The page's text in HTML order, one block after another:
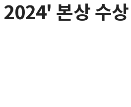
본상 수상